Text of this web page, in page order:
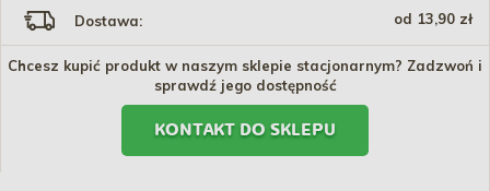
Dostawa: od 13,90 zł
Chcesz kupić produkt w naszym sklepie stacjonarnym? Zadzwoń i
sprawdź jego dostępność
KONTAKT DO SKLEPU